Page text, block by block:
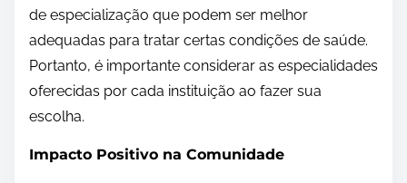
de especialização que podem ser melhor
adequadas para tratar certas condições de saúde.
Portanto, é importante considerar as especialidades
oferecidas por cada instituição ao fazer sua
escolha.
Impacto Positivo na Comunidade